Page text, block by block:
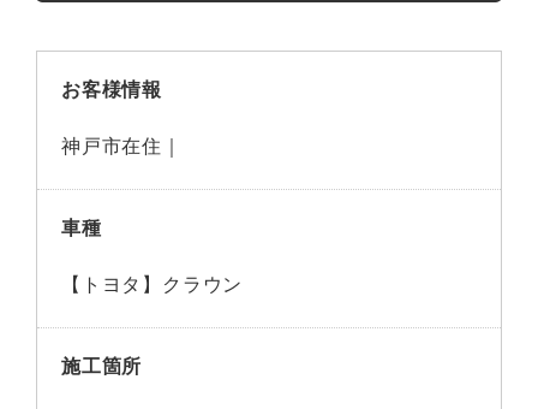
お客様情報
神戸市在住｜
車種
【トヨタ】クラウン
施工箇所